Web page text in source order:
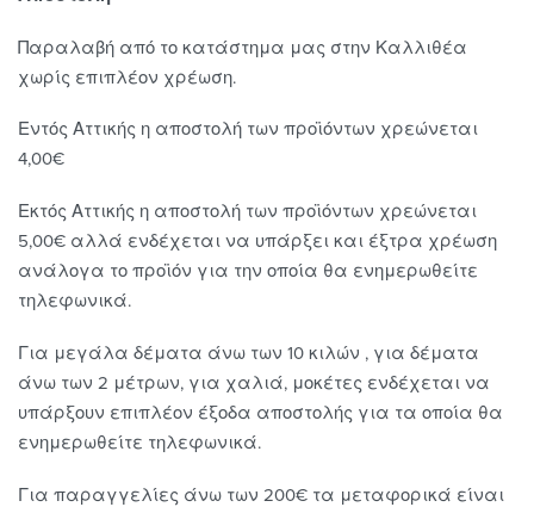
Παραλαβή από το κατάστημα μας στην Καλλιθέα
χωρίς επιπλέον χρέωση.
Εντός Αττικής η αποστολή των προϊόντων χρεώνεται
4,00€
Εκτός Αττικής η αποστολή των προϊόντων χρεώνεται
5,00€ αλλά ενδέχεται να υπάρξει και έξτρα χρέωση
ανάλογα το προϊόν για την οποία θα ενημερωθείτε
τηλεφωνικά.
Για μεγάλα δέματα άνω των 10 κιλών , για δέματα
άνω των 2 μέτρων, για χαλιά, μοκέτες ενδέχεται να
υπάρξουν επιπλέον έξοδα αποστολής για τα οποία θα
ενημερωθείτε τηλεφωνικά.
Για παραγγελίες άνω των 200€ τα μεταφορικά είναι